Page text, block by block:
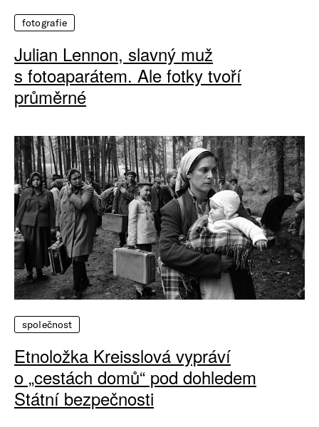
fotografie
Julian Lennon, slavný muž
s fotoaparátem. Ale fotky tvoří
průměrné
společnost
Etnoložka Kreisslová vypráví
o „cestách domů“ pod dohledem
Státní bezpečnosti